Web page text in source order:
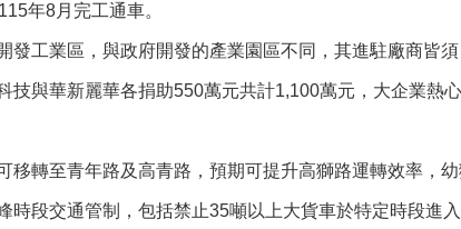
年8月完工通車。
發工業區，與政府開發的產業園區不同，其進駐廠商
技與華新麗華各捐助550萬元共計1,100萬元，大企業
移轉至青年路及高青路，預期可提升高獅路運轉效率
時段交通管制，包括禁止35噸以上大貨車於特定時段進